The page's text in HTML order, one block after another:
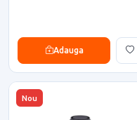
Adauga
Nou